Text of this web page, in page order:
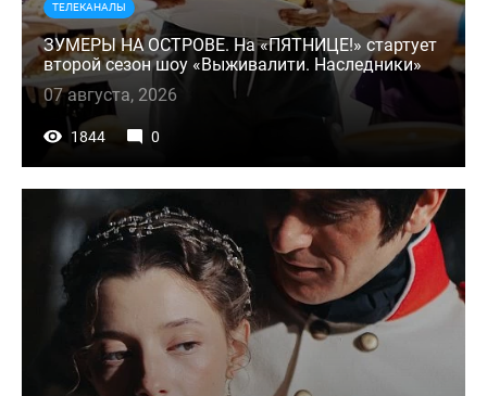
ТЕЛЕКАНАЛЫ
ЗУМЕРЫ НА ОСТРОВЕ. На «ПЯТНИЦЕ!» стартует
второй сезон шоу «Выживалити. Наследники»
07 августа, 2026
1844 0